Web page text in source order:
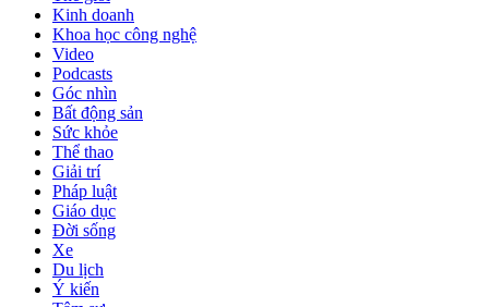
Kinh doanh
Khoa học công nghệ
Video
Podcasts
Góc nhìn
Bất động sản
Sức khỏe
Thể thao
Giải trí
Pháp luật
Giáo dục
Đời sống
Xe
Du lịch
Ý kiến